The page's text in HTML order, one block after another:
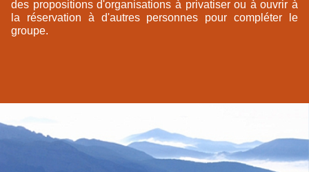
des propositions d'organisations à privatiser ou à ouvrir à
la réservation à d'autres personnes pour compléter le
groupe.